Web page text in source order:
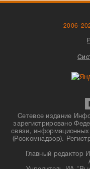
2006-
Сетевое издание
зарегистрировано
связи,
(Роскомнадзор).
Главный редактор